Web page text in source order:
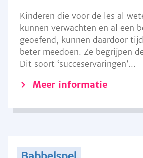
Kinderen die voor de les al
kunnen verwachten en al een
geoefend, kunnen daardoor
beter meedoen. Ze begrijpen
Dit soort ‘succeservaringen’...
Meer informatie